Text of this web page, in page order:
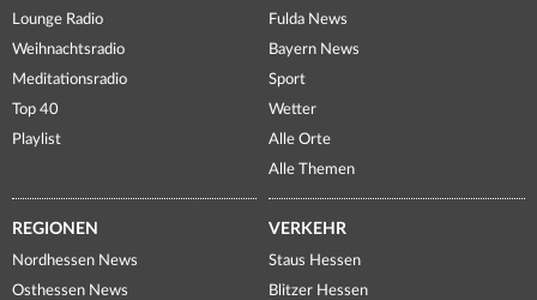
Lounge Radio
Weihnachtsradio
Meditationsradio
Top 40
Playlist
Fulda News
Bayern News
Sport
Wetter
Alle Orte
Alle Themen
REGIONEN
Nordhessen News
Osthessen News
VERKEHR
Staus Hessen
Blitzer Hessen